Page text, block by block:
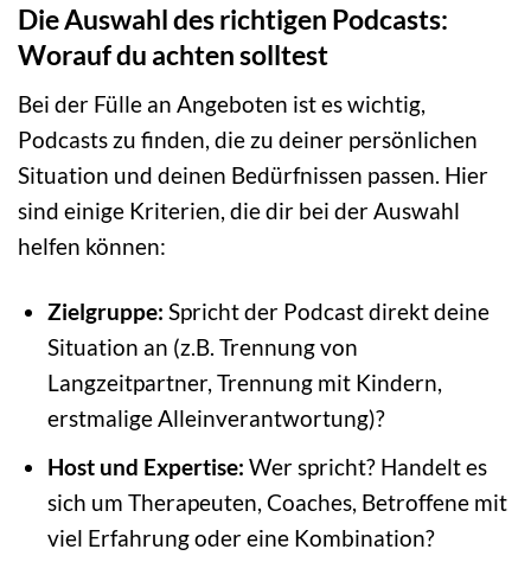
Die Auswahl des richtigen Podcasts:
Worauf du achten solltest
Bei der Fülle an Angeboten ist es wichtig,
Podcasts zu finden, die zu deiner persönlichen
Situation und deinen Bedürfnissen passen. Hier
sind einige Kriterien, die dir bei der Auswahl
helfen können:
Zielgruppe: Spricht der Podcast direkt deine
Situation an (z.B. Trennung von
Langzeitpartner, Trennung mit Kindern,
erstmalige Alleinverantwortung)?
Host und Expertise: Wer spricht? Handelt es
sich um Therapeuten, Coaches, Betroffene mit
viel Erfahrung oder eine Kombination?